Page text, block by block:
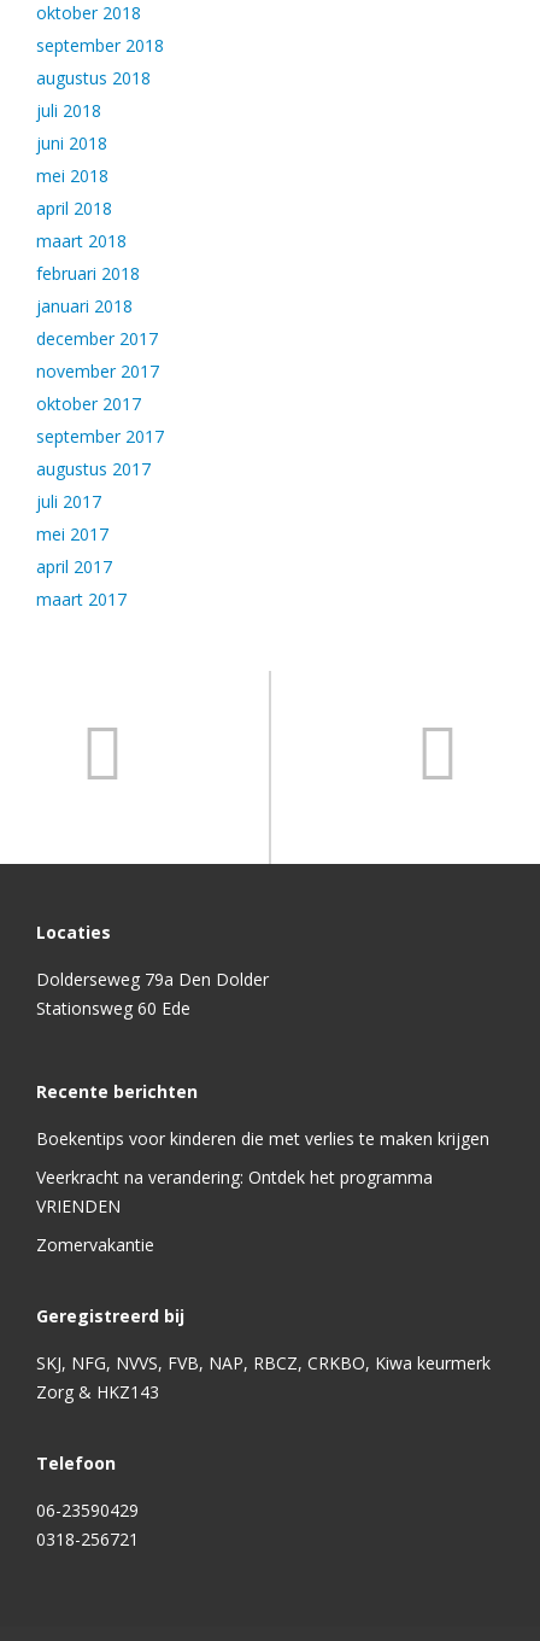
oktober 2018
september 2018
augustus 2018
juli 2018
juni 2018
mei 2018
april 2018
maart 2018
februari 2018
januari 2018
december 2017
november 2017
oktober 2017
september 2017
augustus 2017
juli 2017
mei 2017
april 2017
maart 2017
Locaties
Dolderseweg 79a Den Dolder
Stationsweg 60 Ede
Recente berichten
Boekentips voor kinderen die met verlies te maken krijgen
Veerkracht na verandering: Ontdek het programma
VRIENDEN
Zomervakantie
Geregistreerd bij
SKJ, NFG, NVVS, FVB, NAP, RBCZ, CRKBO, Kiwa keurmerk
Zorg & HKZ143
Telefoon
06-23590429
0318-256721